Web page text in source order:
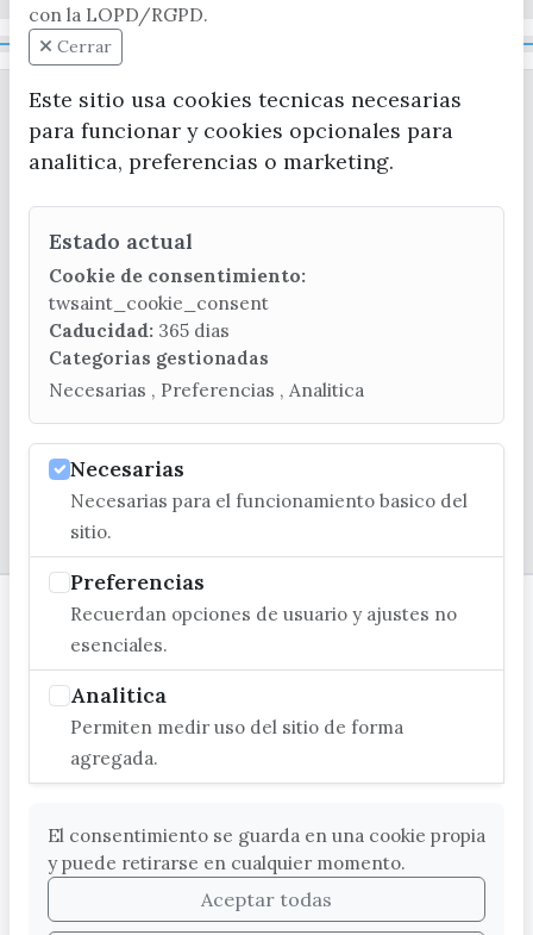
CONTACTA CON LA OFICINA DE TURISMO
(+34) 952 541 104
turismo@velezmalaga.es
C/ Poniente, 2. CP 29740 - Torre del Mar
con la LOPD/RGPD.
Cerrar
Este sitio usa cookies tecnicas necesarias
para funcionar y cookies opcionales para
analitica, preferencias o marketing.
Estado actual
Cookie de consentimiento:
twsaint_cookie_consent
Caducidad: 365 dias
Categorias gestionadas
Necesarias , Preferencias , Analitica
Necesarias
Necesarias para el funcionamiento basico del
sitio.
Preferencias
Recuerdan opciones de usuario y ajustes no
esenciales.
Analitica
Permiten medir uso del sitio de forma
agregada.
El consentimiento se guarda en una cookie propia
y puede retirarse en cualquier momento.
Aceptar todas